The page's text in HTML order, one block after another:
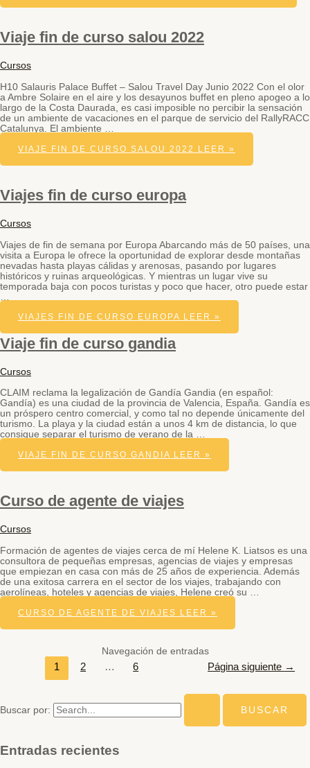
Viaje fin de curso salou 2022
Cursos
H10 Salauris Palace Buffet – Salou Travel Day Junio 2022 Con el olor
a Ambre Solaire en el aire y los desayunos buffet en pleno apogeo a lo
largo de la Costa Daurada, es casi imposible no percibir la sensación
de un ambiente de vacaciones en el parque de servicio del RallyRACC
Catalunya. El ambiente …
VIAJE FIN DE CURSO SALOU 2022 LEER »
Viajes fin de curso europa
Cursos
Viajes de fin de semana por Europa Abarcando más de 50 países, una
visita a Europa le ofrece la oportunidad de explorar desde montañas
nevadas hasta playas cálidas y arenosas, pasando por lugares
históricos y ruinas arqueológicas. Y mientras un lugar vive su
temporada baja con pocos turistas y poco que hacer, otro puede estar
VIAJES FIN DE CURSO EUROPA LEER »
Viaje fin de curso gandia
Cursos
CLAIM reclama la legalización de Gandía Gandia (en español:
Gandía) es una ciudad de la provincia de Valencia, España. Gandía es
un próspero centro comercial, y como tal no depende únicamente del
turismo. La playa y la ciudad están a unos 4 km de distancia, lo que
consigue separar el turismo de verano de la …
VIAJE FIN DE CURSO GANDIA LEER »
Curso de agente de viajes
Cursos
Formación de agentes de viajes cerca de mí Helene K. Liatsos es una
consultora de pequeñas empresas, agencias de viajes y empresas
que empiezan en casa con más de 25 años de experiencia. Además
de una exitosa carrera en el sector de los viajes, trabajando con
aerolíneas, hoteles y agencias de viajes, Helene creó su …
CURSO DE AGENTE DE VIAJES LEER »
Navegación de entradas
1 2 … 6 Página siguiente →
Buscar por:
Entradas recientes